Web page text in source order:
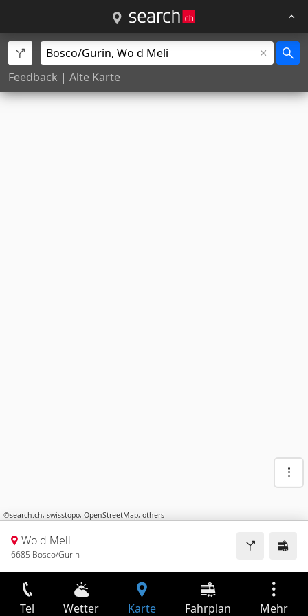
Feedback | Alte Karte
©search.ch, swisstopo, OpenStreetMap, others
Wo d Meli
6685 Bosco/Gurin
Tel Wetter Karte Fahrplan Mehr